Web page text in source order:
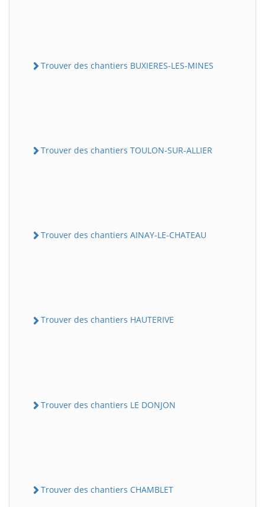
Trouver des chantiers BUXIERES-LES-MINES
Trouver des chantiers TOULON-SUR-ALLIER
Trouver des chantiers AINAY-LE-CHATEAU
Trouver des chantiers HAUTERIVE
Trouver des chantiers LE DONJON
Trouver des chantiers CHAMBLET